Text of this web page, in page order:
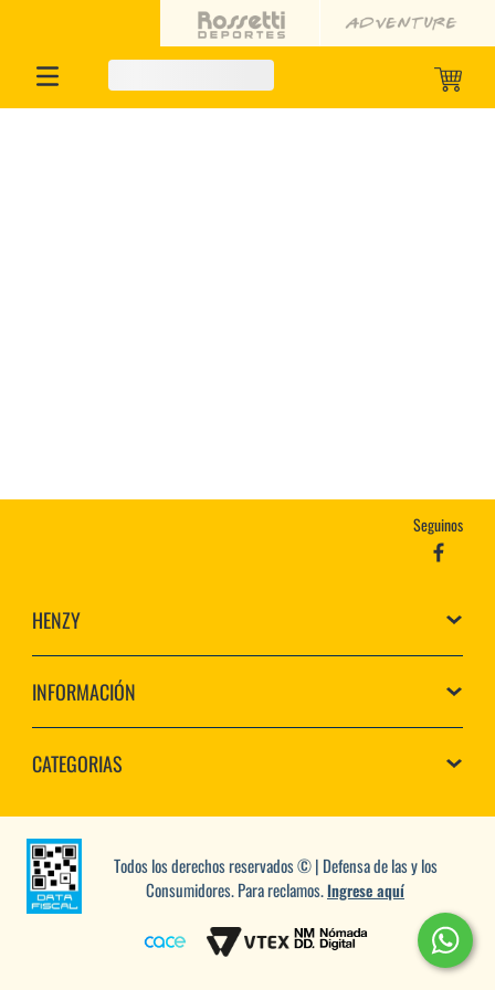
Seguinos
HENZY
INFORMACIÓN
CATEGORIAS
Todos los derechos reservados © | Defensa de las y los
Consumidores. Para reclamos.Ingrese aquí